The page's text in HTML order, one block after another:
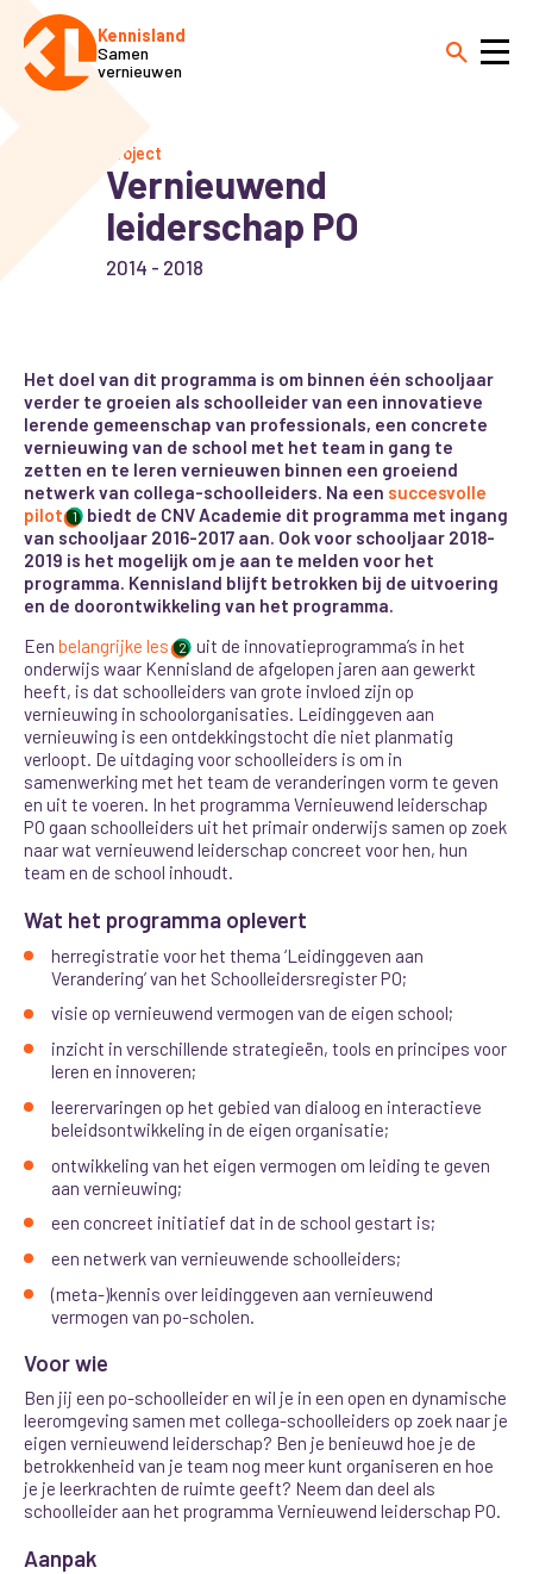
Kennisland
Samen
vernieuwen
Project
Vernieuwend
leiderschap PO
2014 - 2018
Het doel van dit programma is om binnen één schooljaar
verder te groeien als schoolleider van een innovatieve
lerende gemeenschap van professionals, een concrete
vernieuwing van de school met het team in gang te
zetten en te leren vernieuwen binnen een groeiend
netwerk van collega-schoolleiders. Na een succesvolle
pilot 1 biedt de CNV Academie dit programma met ingang
van schooljaar 2016-2017 aan. Ook voor schooljaar 2018-
2019 is het mogelijk om je aan te melden voor het
programma. Kennisland blijft betrokken bij de uitvoering
en de doorontwikkeling van het programma.
Eenbelangrijke les 2 uit de innovatieprogramma’s in het
onderwijs waar Kennisland de afgelopen jaren aan gewerkt
heeft, is dat schoolleiders van grote invloed zijn op
vernieuwing in schoolorganisaties. Leidinggeven aan
vernieuwing is een ontdekkingstocht die niet planmatig
verloopt. De uitdaging voor schoolleiders is om in
samenwerking met het team de veranderingen vorm te geven
en uit te voeren. In het programma Vernieuwend leiderschap
PO gaan schoolleiders uit het primair onderwijs samen op zoek
naar wat vernieuwend leiderschap concreet voor hen, hun
team en de school inhoudt.
Wat het programma oplevert
herregistratie voor het thema ‘Leidinggeven aan
Verandering’ van het Schoolleidersregister PO;
visie op vernieuwend vermogen van de eigen school;
inzicht in verschillende strategieën, tools en principes voor
leren en innoveren;
leerervaringen op het gebied van dialoog en interactieve
beleidsontwikkeling in de eigen organisatie;
ontwikkeling van het eigen vermogen om leiding te geven
aan vernieuwing;
een concreet initiatief dat in de school gestart is;
een netwerk van vernieuwende schoolleiders;
(meta-)kennis over leidinggeven aan vernieuwend
vermogen van po-scholen.
Voor wie
Ben jij een po-schoolleider en wil je in een open en dynamische
leeromgeving samen met collega-schoolleiders op zoek naar je
eigen vernieuwend leiderschap? Ben je benieuwd hoe je de
betrokkenheid van je team nog meer kunt organiseren en hoe
je je leerkrachten de ruimte geeft? Neem dan deel als
schoolleider aan het programma Vernieuwend leiderschap PO.
Aanpak